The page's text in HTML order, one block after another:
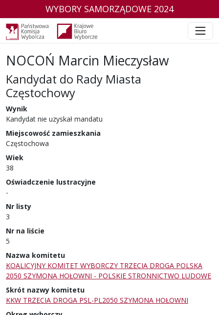
WYBORY SAMORZĄDOWE 2024
NOCOŃ Marcin Mieczysław
Kandydat do Rady Miasta
Częstochowy
w wyborach samorządowych w 2024 r.
Wynik
Kandydat nie uzyskał mandatu
Miejscowość zamieszkania
Częstochowa
Wiek
38
Oświadczenie lustracyjne
-
Nr listy
3
Nr na liście
5
Nazwa komitetu
KOALICYJNY KOMITET WYBORCZY TRZECIA DROGA POLSKA
2050 SZYMONA HOŁOWNI - POLSKIE STRONNICTWO LUDOWE
Skrót nazwy komitetu
KKW TRZECIA DROGA PSL-PL2050 SZYMONA HOŁOWNI